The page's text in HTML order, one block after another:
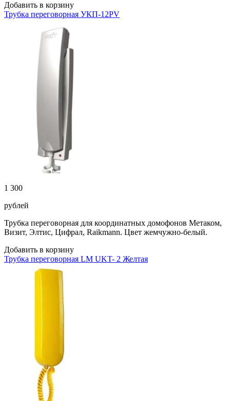
Добавить в корзину
Трубка переговорная УКП-12PV
1 300
рублей
Трубка переговорная для координатных домофонов Метаком,
Визит, Элтис, Цифрал, Raikmann. Цвет жемчужно-белый.
Добавить в корзину
Трубка переговорная LM UKT- 2 Желтая